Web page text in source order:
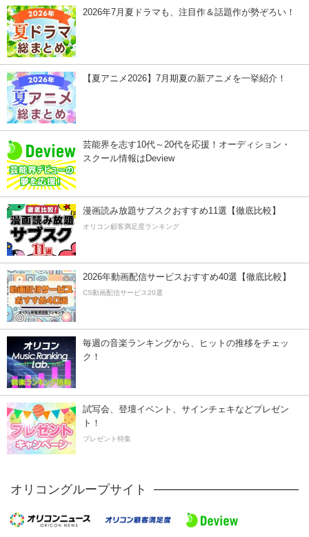
2026年7月夏ドラマも、注目作＆話題作が勢ぞろい！
【夏アニメ2026】7月期夏の新アニメを一挙紹介！
芸能界を志す10代～20代を応援！オーディション・
スクール情報はDeview
漫画読み放題サブスクおすすめ11選【徹底比較】
オリコン顧客満足度ランキング
2026年動画配信サービスおすすめ40選【徹底比較】
CS動画配信サービス20選
毎週の音楽ランキングから、ヒットの推移をチェッ
ク！
試写会、登壇イベント、サインチェキなどプレゼン
ト！
プレゼント特集
オリコングループサイト